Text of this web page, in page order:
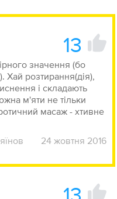
13
значення (бо
Хай розтирання(дія),
і складають
м'яти не тільки
масаж - хтивне
24 жовтня 2016